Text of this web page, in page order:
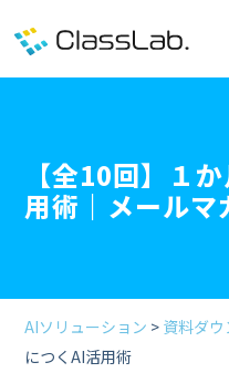
【全10回】１
用術｜メールマ
AIソリューション > 資料ダウ
につくAI活用術